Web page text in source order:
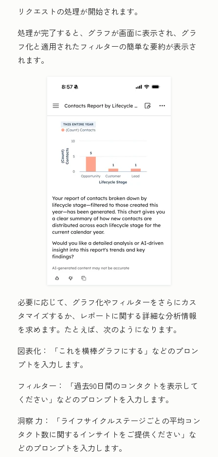
リクエストの処理が開始されます。
処理が完了すると、グラフが画面に表示され、グラ
フ化と適用されたフィルターの簡単な要約が表示さ
れます。
必要に応じて、グラフ化やフィルターをさらにカス
タマイズするか、レポートに関する詳細な分析情報
を求めます。たとえば、次のようになります。
図表化：
「これを横棒グラフにする」などのプロン
プトを入力します。
フィルター：
「過去90日間のコンタクトを表示して
ください」などのプロンプトを入力します。
洞察 力：
「ライフサイクルステージごとの平均コン
タクト数に関するインサイトをご提供ください」な
どのプロンプトを入力します。